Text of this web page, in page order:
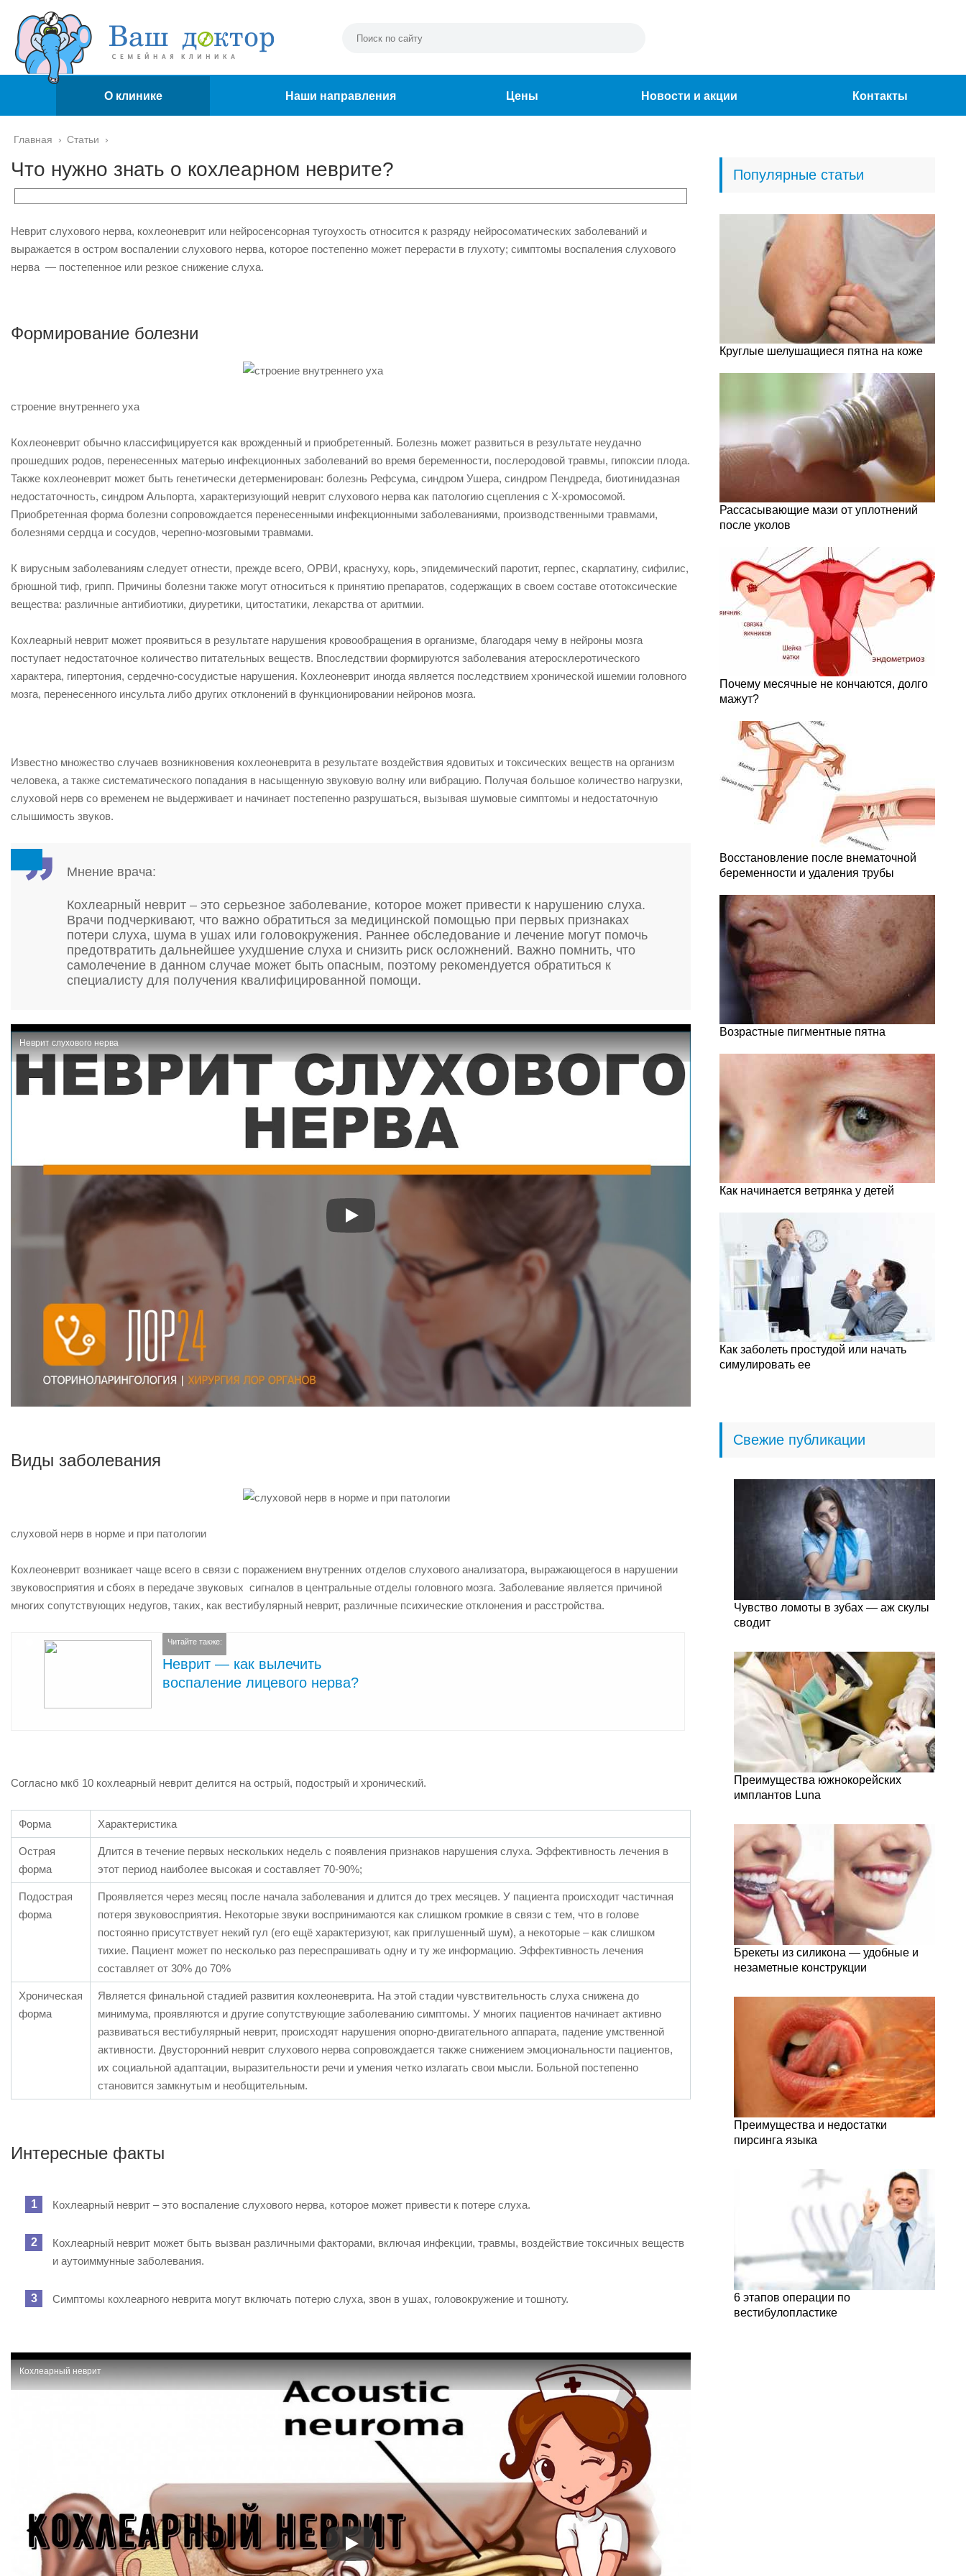
О клинике Наши направления Цены Новости и акции Контакты
Главная › Статьи ›
Что нужно знать о кохлеарном неврите?
Неврит слухового нерва, кохлеоневрит или нейросенсорная тугоухость относится к разряду нейросоматических заболеваний и
выражается в остром воспалении слухового нерва, которое постепенно может перерасти в глухоту; симптомы воспаления слухового
нерва — постепенное или резкое снижение слуха.
Формирование болезни
строение внутреннего уха
Кохлеоневрит обычно классифицируется как врожденный и приобретенный. Болезнь может развиться в результате неудачно
прошедших родов, перенесенных матерью инфекционных заболеваний во время беременности, послеродовой травмы, гипоксии плода.
Также кохлеоневрит может быть генетически детерменирован: болезнь Рефсума, синдром Ушера, синдром Пендреда, биотинидазная
недостаточность, синдром Альпорта, характеризующий неврит слухового нерва как патологию сцепления с Х-хромосомой.
Приобретенная форма болезни сопровождается перенесенными инфекционными заболеваниями, производственными травмами,
болезнями сердца и сосудов, черепно-мозговыми травмами.
К вирусным заболеваниям следует отнести, прежде всего, ОРВИ, краснуху, корь, эпидемический паротит, герпес, скарлатину, сифилис,
брюшной тиф, грипп. Причины болезни также могут относиться к принятию препаратов, содержащих в своем составе ототоксические
вещества: различные антибиотики, диуретики, цитостатики, лекарства от аритмии.
Кохлеарный неврит может проявиться в результате нарушения кровообращения в организме, благодаря чему в нейроны мозга
поступает недостаточное количество питательных веществ. Впоследствии формируются заболевания атеросклеротического
характера, гипертония, сердечно-сосудистые нарушения. Кохлеоневрит иногда является последствием хронической ишемии головного
мозга, перенесенного инсульта либо других отклонений в функционировании нейронов мозга.
Известно множество случаев возникновения кохлеоневрита в результате воздействия ядовитых и токсических веществ на организм
человека, а также систематического попадания в насыщенную звуковую волну или вибрацию. Получая большое количество нагрузки,
слуховой нерв со временем не выдерживает и начинает постепенно разрушаться, вызывая шумовые симптомы и недостаточную
слышимость звуков.
Мнение врача:
Кохлеарный неврит – это серьезное заболевание, которое может привести к нарушению слуха.
Врачи подчеркивают, что важно обратиться за медицинской помощью при первых признаках
потери слуха, шума в ушах или головокружения. Раннее обследование и лечение могут помочь
предотвратить дальнейшее ухудшение слуха и снизить риск осложнений. Важно помнить, что
самолечение в данном случае может быть опасным, поэтому рекомендуется обратиться к
специалисту для получения квалифицированной помощи.
Неврит слухового нерва
Виды заболевания
слуховой нерв в норме и при патологии
Кохлеоневрит возникает чаще всего в связи с поражением внутренних отделов слухового анализатора, выражающегося в нарушении
звуковосприятия и сбоях в передаче звуковых сигналов в центральные отделы головного мозга. Заболевание является причиной
многих сопутствующих недугов, таких, как вестибулярный неврит, различные психические отклонения и расстройства.
Читайте также:
Неврит — как вылечить
воспаление лицевого нерва?
Согласно мкб 10 кохлеарный неврит делится на острый, подострый и хронический.
Форма Характеристика
Острая
форма
Длится в течение первых нескольких недель с появления признаков нарушения слуха. Эффективность лечения в
этот период наиболее высокая и составляет 70-90%;
Подострая
форма
Проявляется через месяц после начала заболевания и длится до трех месяцев. У пациента происходит частичная
потеря звуковосприятия. Некоторые звуки воспринимаются как слишком громкие в связи с тем, что в голове
постоянно присутствует некий гул (его ещё характеризуют, как приглушенный шум), а некоторые – как слишком
тихие. Пациент может по несколько раз переспрашивать одну и ту же информацию. Эффективность лечения
составляет от 30% до 70%
Хроническая
форма
Является финальной стадией развития кохлеоневрита. На этой стадии чувствительность слуха снижена до
минимума, проявляются и другие сопутствующие заболеванию симптомы. У многих пациентов начинает активно
развиваться вестибулярный неврит, происходят нарушения опорно-двигательного аппарата, падение умственной
активности. Двусторонний неврит слухового нерва сопровождается также снижением эмоциональности пациентов,
их социальной адаптации, выразительности речи и умения четко излагать свои мысли. Больной постепенно
становится замкнутым и необщительным.
Интересные факты
Кохлеарный неврит – это воспаление слухового нерва, которое может привести к потере слуха.
Кохлеарный неврит может быть вызван различными факторами, включая инфекции, травмы, воздействие токсичных веществ
и аутоиммунные заболевания.
Симптомы кохлеарного неврита могут включать потерю слуха, звон в ушах, головокружение и тошноту.
Кохлеарный неврит
Популярные статьи
Круглые шелушащиеся пятна на коже
Рассасывающие мази от уплотнений
после уколов
Почему месячные не кончаются, долго
мажут?
Восстановление после внематочной
беременности и удаления трубы
Возрастные пигментные пятна
Как начинается ветрянка у детей
Как заболеть простудой или начать
симулировать ее
Свежие публикации
Чувство ломоты в зубах — аж скулы
сводит
Преимущества южнокорейских
имплантов Luna
Брекеты из силикона — удобные и
незаметные конструкции
Преимущества и недостатки
пирсинга языка
6 этапов операции по
вестибулопластике